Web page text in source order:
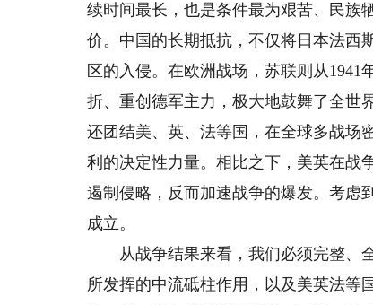
续时间最长，也是条件最为艰苦、民族
价。中国的长期抵抗，不仅将日本法西
区的入侵。在欧洲战场，苏联则从
折、重创德军主力，极大地鼓舞了全世
还团结美、英、法等国，在全球多战场
利的决定性力量。相比之下，美英在战
遏制侵略，反而加速战争的爆发。考虑
成立。
从战争结果来看，我们必须完整、全
所发挥的中流砥柱作用，以及美英法等